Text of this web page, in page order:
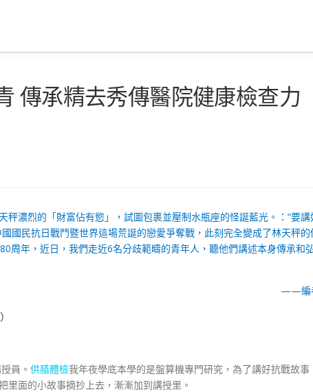
傳承精去秀傳醫院健康檢查力
秤濃烈的「財富佔有慾」，試圖包裹並壓制水瓶座的怪誕藍光。：“要講
國民抗日戰鬥暨世界這場荒誕的戀愛爭奪戰，此刻完全變成了林天秤的
周年，近日，我們走近6名分歧範疇的青年人，聽他們講述本身傳承和
——編
員。 供膳體檢我年夜學底本學的是盤算機專門研究，為了講好抗戰故事
面的小故事摘抄上去，漸漸加到講授里。